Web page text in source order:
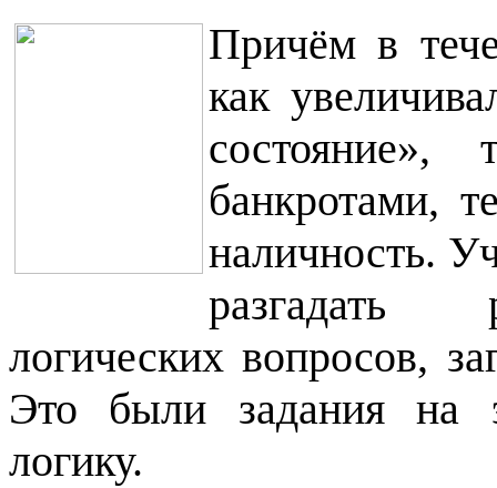
Причём в
как
состояние»,
банкротами,
наличность.
разгадать
логических вопросов,
Это были задания на
логику.